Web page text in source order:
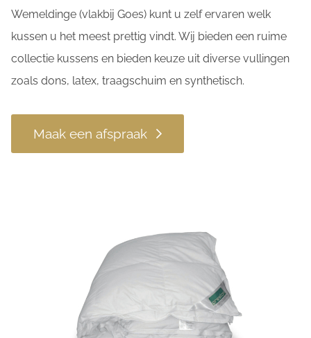
Wemeldinge (vlakbij Goes) kunt u zelf ervaren welk
kussen u het meest prettig vindt. Wij bieden een ruime
collectie kussens en bieden keuze uit diverse vullingen
zoals dons, latex, traagschuim en synthetisch.
Maak een afspraak